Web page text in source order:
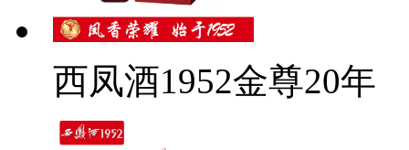
西凤酒1952金尊20年